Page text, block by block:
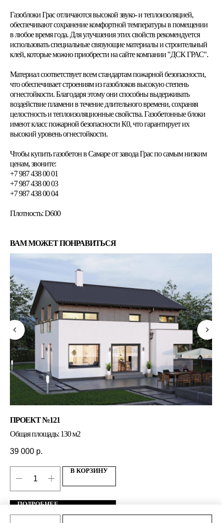
Газоблоки Грас отличаются высокой звуко- и теплоизоляцией,
обеспечивают сохранение комфортной температуры в помещении
в любое время года. Для улучшения этих свойств рекомендуется
использовать специальные связующие материалы и строительный
клей, которые можно приобрести на сайте компании "ДСК ГРАС".
Материал соответствует всем стандартам пожарной безопасности,
что обеспечивает строениям из газоблоков высокую степень
огнестойкости. Благодаря этому они способны выдерживать
воздействие пламени в течение длительного времени, сохраняя
целостность и теплоизоляционные свойства. Газобетонные блоки
имеют класс пожарной безопасности К0, что гарантирует их
высокий уровень огнестойкости.
Чтобы купить газобетон в Самаре от завода Грас по самым низким
ценам, звоните:
+7 987 438 00 01
+7 987 438 00 03
+7 987 438 00 04
Плотность: D600
ВАМ МОЖЕТ ПОНРАВИТЬСЯ
ПРОЕКТ №121
Общая площадь: 130 м2
39 000 р.
В КОРЗИНУ
ПОДРОБНЕЕ